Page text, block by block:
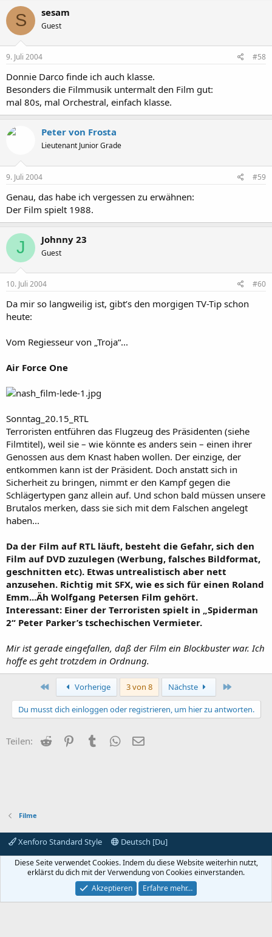
S sesam
Guest
9. Juli 2004 #58
Donnie Darco finde ich auch klasse.
Besonders die Filmmusik untermalt den Film gut:
mal 80s, mal Orchestral, einfach klasse.
Peter von Frosta
Lieutenant Junior Grade
9. Juli 2004 #59
Genau, das habe ich vergessen zu erwähnen:
Der Film spielt 1988.
J Johnny 23
Guest
10. Juli 2004 #60
Da mir so langweilig ist, gibt’s den morgigen TV-Tip schon
heute:
Vom Regiesseur von „Troja“...
Air Force One
Sonntag_20.15_RTL
Terroristen entführen das Flugzeug des Präsidenten (siehe
Filmtitel), weil sie – wie könnte es anders sein – einen ihrer
Genossen aus dem Knast haben wollen. Der einzige, der
entkommen kann ist der Präsident. Doch anstatt sich in
Sicherheit zu bringen, nimmt er den Kampf gegen die
Schlägertypen ganz allein auf. Und schon bald müssen unsere
Brutalos merken, dass sie sich mit dem Falschen angelegt
haben...
Da der Film auf RTL läuft, besteht die Gefahr, sich den
Film auf DVD zuzulegen (Werbung, falsches Bildformat,
geschnitten etc). Etwas untrealistisch aber nett
anzusehen. Richtig mit SFX, wie es sich für einen Roland
Emm...Äh Wolfgang Petersen Film gehört.
Interessant: Einer der Terroristen spielt in „Spiderman
2“ Peter Parker’s tschechischen Vermieter.
Mir ist gerade eingefallen, daß der Film ein Blockbuster war. Ich
hoffe es geht trotzdem in Ordnung.
Erste Vorherige 3 von 8 Nächste
Du musst dich einloggen oder registrieren, um hier zu antworten.
Teilen: Reddit PinterestTumblr WhatsApp
Filme
Xenforo Standard Style
Deutsch [Du]
Kontakt
Nutzungsbedingungen
Datenschutz
Hilfe und Impressum
Start
R
S
S
Community platform by XenForo® © 2010-2024 XenForo Ltd.
Diese Seite verwendet Cookies. Indem du diese Website weiterhin nutzt,
erklärst du dich mit der Verwendung von Cookies einverstanden.
Akzeptieren
Erfahre mehr…